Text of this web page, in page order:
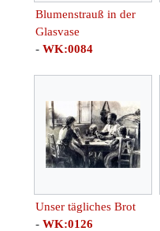
Blumenstrauß in der
Glasvase
- WK:0084
Unser tägliches Brot
- WK:0126